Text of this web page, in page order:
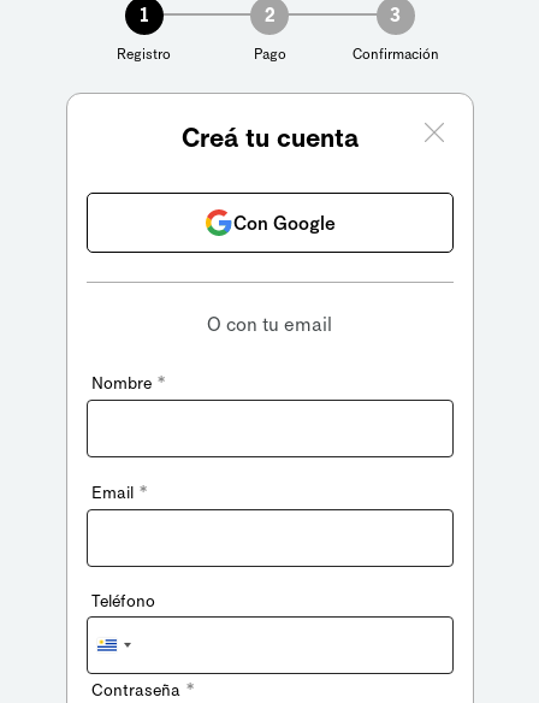
1
Registro
2
Pago
3
Confirmación
Creá tu cuenta
Con Google
O con tu email
Nombre *
Email *
Teléfono
Uruguay
+598
Contraseña *